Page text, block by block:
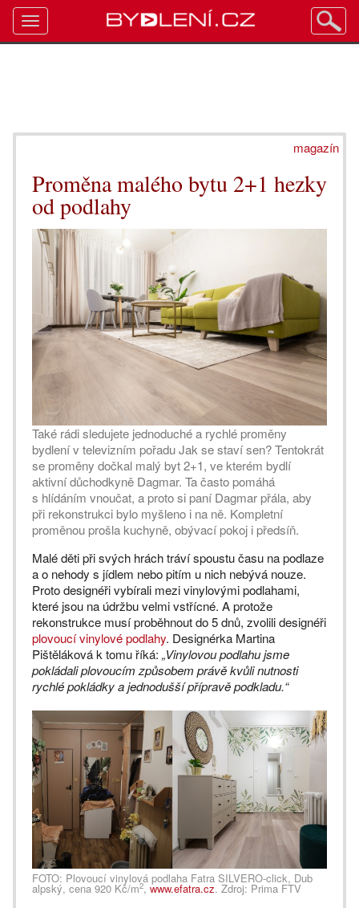
magazín
Proměna malého bytu 2+1 hezky
od podlahy
Také rádi sledujete jednoduché a rychlé proměny
bydlení v televizním pořadu Jak se staví sen? Tentokrát
se proměny dočkal malý byt 2+1, ve kterém bydlí
aktivní důchodkyně Dagmar. Ta často pomáhá
s hlídáním vnoučat, a proto si paní Dagmar přála, aby
při rekonstrukci bylo myšleno i na ně. Kompletní
proměnou prošla kuchyně, obývací pokoj i předsíň.
Malé děti při svých hrách tráví spoustu času na podlaze
a o nehody s jídlem nebo pitím u nich nebývá nouze.
Proto designéři vybírali mezi vinylovými podlahami,
které jsou na údržbu velmi vstřícné. A protože
rekonstrukce musí proběhnout do 5 dnů, zvolili designéři
plovoucí vinylové podlahy. Designérka Martina
Pištěláková k tomu říká: „Vinylovou podlahu jsme
pokládali plovoucím způsobem právě kvůli nutnosti
rychlé pokládky a jednodušší přípravě podkladu.“
FOTO: Plovoucí vinylová podlaha Fatra SILVERO-click, Dub
alpský, cena 920 Kč/m2, www.efatra.cz. Zdroj: Prima FTV
Toggle
navigation